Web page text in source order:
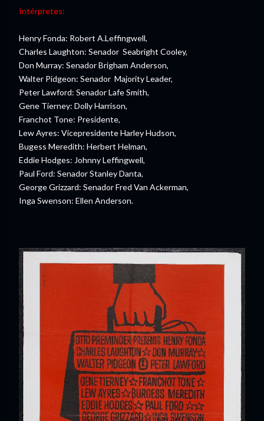
Intérpretes:
Henry Fonda: Robert A.Leffingwell,
Charles Laughton: Senador Seabright Cooley,
Don Murray: Senador Brigham Anderson,
Walter Pidgeon: Senador Majority Leader,
Peter Lawford: Senador Lafe Smith,
Gene Tierney: Dolly Harrison,
Franchot Tone: Presidente,
Lew Ayres: Vicepresidente Harley Hudson,
Bugess Meredith: Herbert Helman,
Eddie Hodges: Johnny Leffingwell,
Paul Ford: Senador Stanley Danta,
George Grizzard: Senador Fred Van Ackerman,
Inga Swenson: Ellen Anderson.